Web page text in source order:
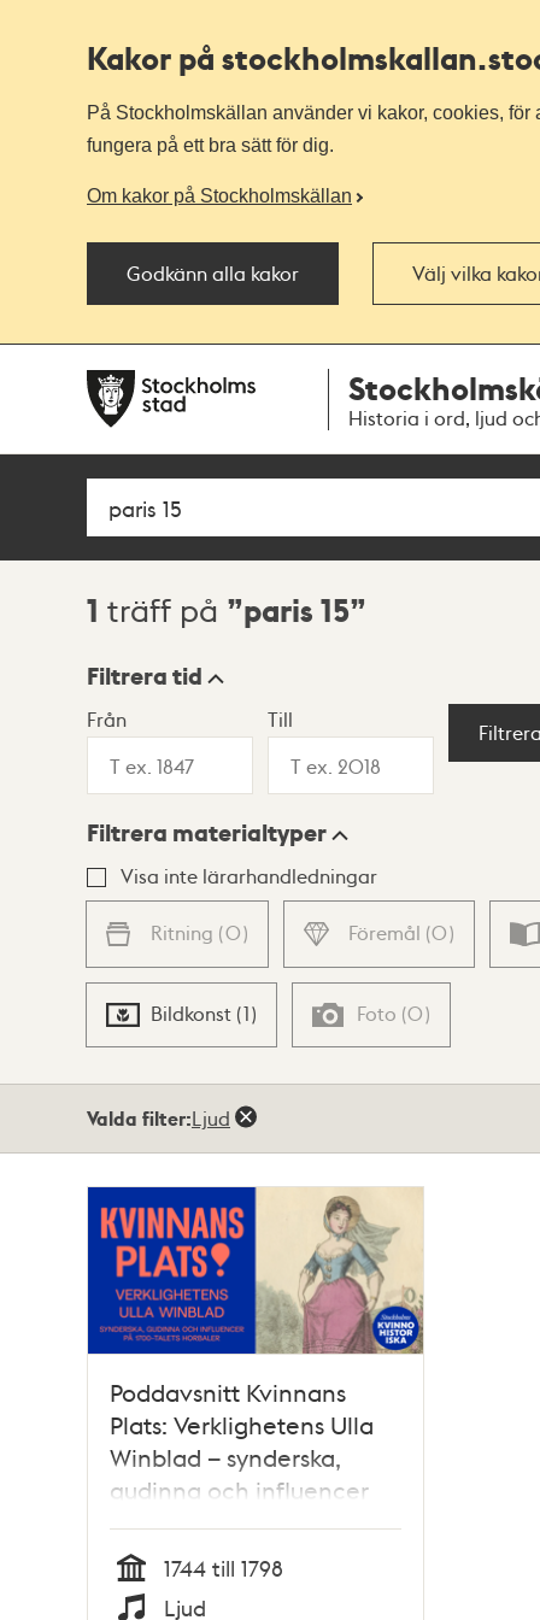
Kakor på stockholmskallan
På Stockholmskällan använder vi kakor, cookies,
fungera på ett bra sätt för dig.
Om kakor på Stockholmskällan
Godkänn alla kakor Välj vilka
navigationen
huvudinnehållet
Historia i ord, ljud
Sök
Sökresultat
1 träff på paris 15
Visningsläge
Lista Karta
Filtrera tid
Från Till
Filtrera materialtyper
Visa inte lärarhandledningar
Ritning (0) Föremål (0)
Bildkonst (1) Foto (0)
Valda filter:Ljud
Poddavsnitt Kvinnans
Plats: Verklighetens Ulla
Winblad – synderska,
gudinna och influencer
på 1700-talets horbaler
Tid
1744 till 1798
Ljud